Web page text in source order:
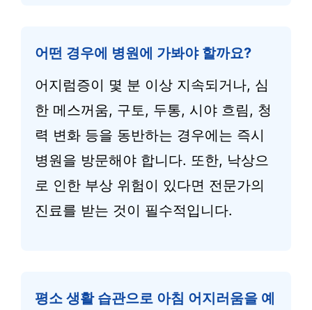
어떤 경우에 병원에 가봐야 할까요?
어지럼증이 몇 분 이상 지속되거나, 심
한 메스꺼움, 구토, 두통, 시야 흐림, 청
력 변화 등을 동반하는 경우에는 즉시
병원을 방문해야 합니다. 또한, 낙상으
로 인한 부상 위험이 있다면 전문가의
진료를 받는 것이 필수적입니다.
평소 생활 습관으로 아침 어지러움을 예